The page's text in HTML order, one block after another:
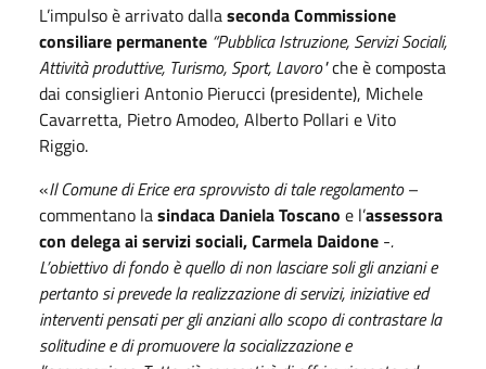
L’impulso è arrivato dallaseconda Commissione
consiliare permanente “Pubblica Istruzione, Servizi Sociali,
Attività produttive, Turismo, Sport, Lavoro"che è composta
dai consiglieri Antonio Pierucci (presidente), Michele
Cavarretta, Pietro Amodeo, Alberto Pollari e Vito
Riggio.
«Il Comune di Erice era sprovvisto di tale regolamento–
commentano lasindaca Daniela Toscano e l’assessora
con delega ai servizi sociali, Carmela Daidone -.
L’obiettivo di fondo è quello di non lasciare soli gli anziani e
pertanto si prevede la realizzazione di servizi, iniziative ed
interventi pensati per gli anziani allo scopo di contrastare la
solitudine e di promuovere la socializzazione e